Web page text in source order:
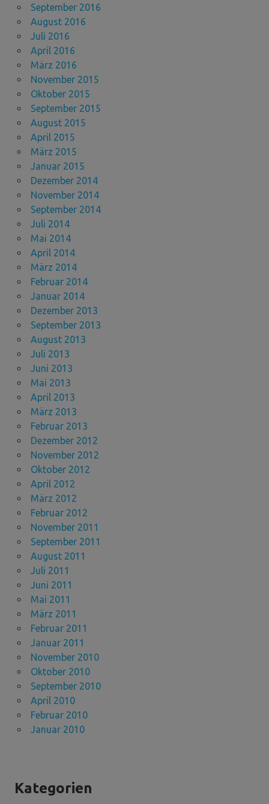
September 2016
August 2016
Juli 2016
April 2016
März 2016
November 2015
Oktober 2015
September 2015
August 2015
April 2015
März 2015
Januar 2015
Dezember 2014
November 2014
September 2014
Juli 2014
Mai 2014
April 2014
März 2014
Februar 2014
Januar 2014
Dezember 2013
September 2013
August 2013
Juli 2013
Juni 2013
Mai 2013
April 2013
März 2013
Februar 2013
Dezember 2012
November 2012
Oktober 2012
April 2012
März 2012
Februar 2012
November 2011
September 2011
August 2011
Juli 2011
Juni 2011
Mai 2011
März 2011
Februar 2011
Januar 2011
November 2010
Oktober 2010
September 2010
April 2010
Februar 2010
Januar 2010
Kategorien